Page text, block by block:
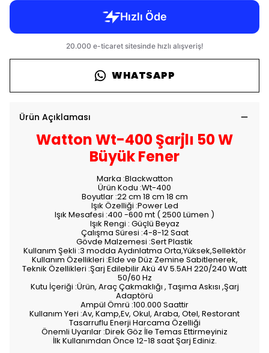
WHATSAPP
Ürün Açıklaması
Watton Wt-400 Şarjlı 50 W
Büyük Fener
Marka :Blackwatton
Ürün Kodu :Wt-400
Boyutlar :22 cm 18 cm 18 cm
Işık Özelliği :Power Led
Işık Mesafesi :400 -600 mt ( 2500 Lümen )
Işık Rengi : Güçlü Beyaz
Çalışma Süresi :4-8-12 Saat
Gövde Malzemesi :Sert Plastik
Kullanım Şekli :3 modda Aydınlatma Orta,Yüksek,Sellektör
Kullanım Özellikleri :Elde ve Düz Zemine Sabitlenerek,
Teknik Özellikleri :Şarj Edilebilir Akü 4V 5.5AH 220/240 Watt
50/60 Hz
Kutu İçeriği :Ürün, Araç Çakmaklığı , Taşıma Askısı ,Şarj
Adaptörü
Ampül Ömrü :100.000 Saattir
Kullanım Yeri :Av, Kamp,Ev, Okul, Araba, Otel, Restorant
Tasarruflu Enerji Harcama Özelliği
Önemli Uyarılar :Direk Göz İle Temas Ettirmeyiniz
İlk Kullanımdan Önce 12-18 saat Şarj Ediniz.